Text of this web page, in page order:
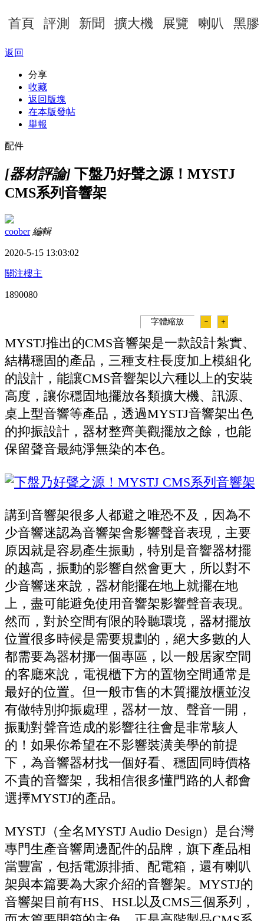
首頁 評測 新聞 擴大機 展覽 喇叭 黑膠
返回
分享
收藏
返回版塊
在本版發帖
舉報
配件
[器材評論] 下盤乃好聲之源！MYSTJ
CMS系列音響架
coober 編輯
2020-5-15 13:03:02
關注樓主
1890080
字體縮放 － ＋
MYSTJ推出的CMS音響架是一款設計紮實、
結構穩固的產品，三種支柱長度加上模組化
的設計，能讓CMS音響架以六種以上的安裝
高度，讓你穩固地擺放各類擴大機、訊源、
桌上型音響等產品，透過MYSTJ音響架出色
的抑振設計，器材整齊美觀擺放之餘，也能
保留聲音最純淨無染的本色。
講到音響架很多人都避之唯恐不及，因為不
少音響迷認為音響架會影響聲音表現，主要
原因就是容易產生振動，特別是音響器材擺
的越高，振動的影響自然會更大，所以對不
少音響迷來說，器材能擺在地上就擺在地
上，盡可能避免使用音響架影響聲音表現。
然而，對於空間有限的聆聽環境，器材擺放
位置很多時候是需要規劃的，絕大多數的人
都需要為器材挪一個專區，以一般居家空間
的客廳來說，電視櫃下方的置物空間通常是
最好的位置。但一般市售的木質擺放櫃並沒
有做特別抑振處理，器材一放、聲音一開，
振動對聲音造成的影響往往會是非常駭人
的！如果你希望在不影響裝潢美學的前提
下，為音響器材找一個好看、穩固同時價格
不貴的音響架，我相信很多懂門路的人都會
選擇MYSTJ的產品。
MYSTJ（全名MYSTJ Audio Design）是台灣
專門生產音響周邊配件的品牌，旗下產品相
當豐富，包括電源排插、配電箱，還有喇叭
架與本篇要為大家介紹的音響架。MYSTJ的
音響架目前有HS、HSL以及CMS三個系列，